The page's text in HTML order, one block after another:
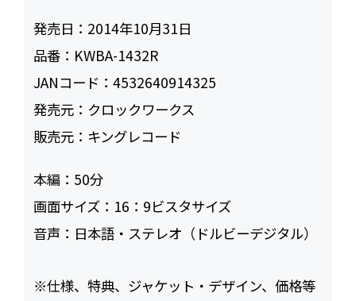
発売日： 2014年10月31日
品番： KWBA-1432R
JANコード：4532640914325
発売元： クロックワークス
販売元： キングレコード
本編： 50
画面サイズ： 16：9ビスタサイズ
音声： 日本語・ステレオ（ドルビーデジタル）
※仕様、特典、ジャケット・デザイン、価格等